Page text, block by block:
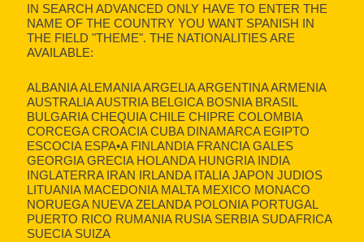
IN SEARCH ADVANCED ONLY HAVE TO ENTER THE
NAME OF THE COUNTRY YOU WANT SPANISH IN
THE FIELD "THEME". THE NATIONALITIES ARE
AVAILABLE:
ALBANIA ALEMANIA ARGELIA ARGENTINA ARMENIA
AUSTRALIA AUSTRIA BELGICA BOSNIA BRASIL
BULGARIA CHEQUIA CHILE CHIPRE COLOMBIA
CORCEGA CROACIA CUBA DINAMARCA EGIPTO
ESCOCIA ESPA•A FINLANDIA FRANCIA GALES
GEORGIA GRECIA HOLANDA HUNGRIA INDIA
INGLATERRA IRAN IRLANDA ITALIA JAPON JUDIOS
LITUANIA MACEDONIA MALTA MEXICO MONACO
NORUEGA NUEVA ZELANDA POLONIA PORTUGAL
PUERTO RICO RUMANIA RUSIA SERBIA SUDAFRICA
SUECIA SUIZA